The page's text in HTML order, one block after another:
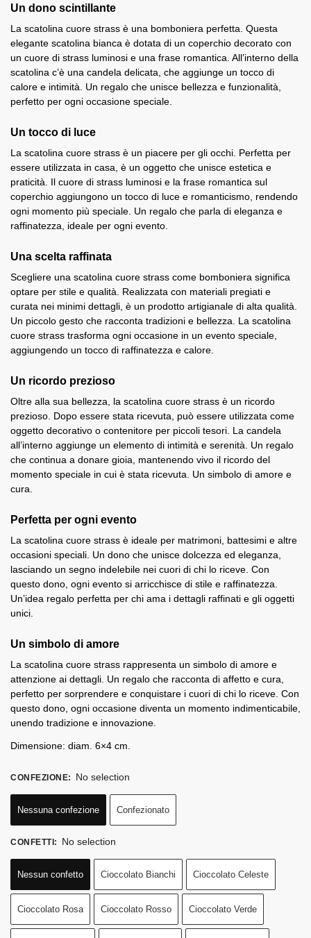
Un dono scintillante
La scatolina cuore strass è una bomboniera perfetta. Questa
elegante scatolina bianca è dotata di un coperchio decorato con
un cuore di strass luminosi e una frase romantica. All’interno della
scatolina c’è una candela delicata, che aggiunge un tocco di
calore e intimità. Un regalo che unisce bellezza e funzionalità,
perfetto per ogni occasione speciale.
Un tocco di luce
La scatolina cuore strass è un piacere per gli occhi. Perfetta per
essere utilizzata in casa, è un oggetto che unisce estetica e
praticità. Il cuore di strass luminosi e la frase romantica sul
coperchio aggiungono un tocco di luce e romanticismo, rendendo
ogni momento più speciale. Un regalo che parla di eleganza e
raffinatezza, ideale per ogni evento.
Una scelta raffinata
Scegliere una scatolina cuore strass come bomboniera significa
optare per stile e qualità. Realizzata con materiali pregiati e
curata nei minimi dettagli, è un prodotto artigianale di alta qualità.
Un piccolo gesto che racconta tradizioni e bellezza. La scatolina
cuore strass trasforma ogni occasione in un evento speciale,
aggiungendo un tocco di raffinatezza e calore.
Un ricordo prezioso
Oltre alla sua bellezza, la scatolina cuore strass è un ricordo
prezioso. Dopo essere stata ricevuta, può essere utilizzata come
oggetto decorativo o contenitore per piccoli tesori. La candela
all’interno aggiunge un elemento di intimità e serenità. Un regalo
che continua a donare gioia, mantenendo vivo il ricordo del
momento speciale in cui è stata ricevuta. Un simbolo di amore e
cura.
Perfetta per ogni evento
La scatolina cuore strass è ideale per matrimoni, battesimi e altre
occasioni speciali. Un dono che unisce dolcezza ed eleganza,
lasciando un segno indelebile nei cuori di chi lo riceve. Con
questo dono, ogni evento si arricchisce di stile e raffinatezza.
Un’idea regalo perfetta per chi ama i dettagli raffinati e gli oggetti
unici.
Un simbolo di amore
La scatolina cuore strass rappresenta un simbolo di amore e
attenzione ai dettagli. Un regalo che racconta di affetto e cura,
perfetto per sorprendere e conquistare i cuori di chi lo riceve. Con
questo dono, ogni occasione diventa un momento indimenticabile,
unendo tradizione e innovazione.
Dimensione: diam. 6×4 cm.
CONFEZIONE: No selection
Nessuna confezione Confezionato
CONFETTI : No selection
Nessun confetto Cioccolato Bianchi Cioccolato Celeste
Cioccolato Rosa Cioccolato Rosso Cioccolato Verde